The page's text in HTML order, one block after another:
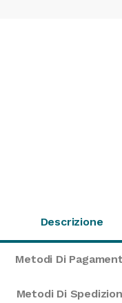
Descrizione
Metodi Di
Metodi Di